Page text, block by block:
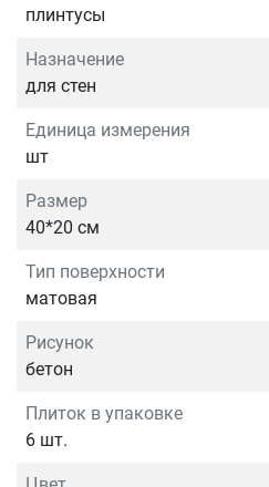
плинтусы
Назначение
для стен
Единица измерения
шт
Размер
40*20 см
Тип поверхности
матовая
Рисунок
бетон
Плиток в упаковке
6 шт.